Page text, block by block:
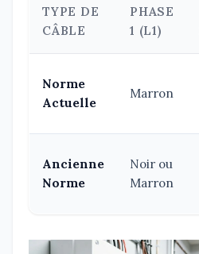
TYPE DE
CÂBLE
PHASE
1 (L1)
Norme
Actuelle
Marron
Ancienne
Norme
Noir ou
Marron